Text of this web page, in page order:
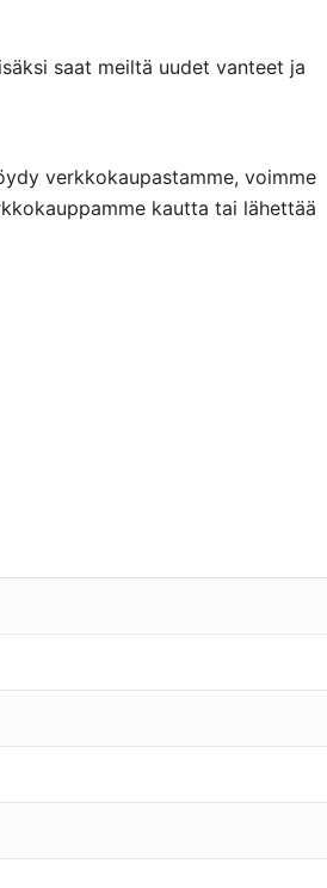
saat meiltä uudet vanteet ja
verkkokaupastamme, voimme
kautta tai lähettää